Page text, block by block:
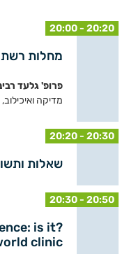
20:00 - 20:20
מחלות
פרופ' גלעד
מדיקה
20:20 - 20:30
שאלות
20:30 - 20:50
is it
clinic